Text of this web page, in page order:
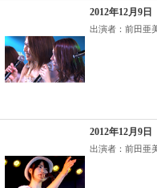
2012年12月9
出演者：前田亜
2012年12月9
出演者：前田亜